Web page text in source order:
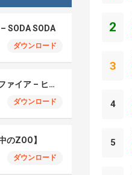
SODA SODA
ダウンロード
モエチャッカファイア – ヒューゴ、狛野真斗、ライト、セヴェリアン (Cover )
ダウンロード
のZOO】
ダウンロード
2
3
4
5